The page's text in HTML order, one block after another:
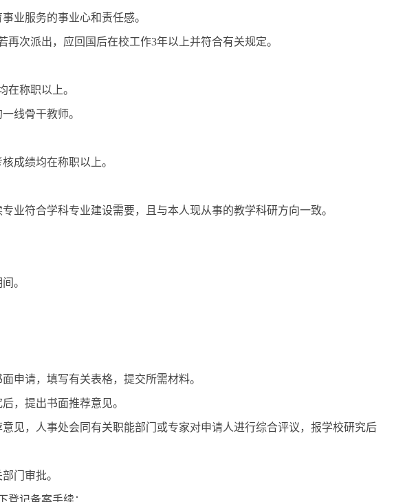
业服务的事业心和责任感。
次派出，应回国后在校工作3年以上并符合有关规定。
在称职以上。
线骨干教师。
成绩均在称职以上。
业符合学科专业建设需要，且与本人现从事的教学科研方向一致。
。
申请，填写有关表格，提交所需材料。
，提出书面推荐意见。
见，人事处会同有关职能部门或专家对申请人进行综合评议，报学校研究后
门审批。
登记备案手续：